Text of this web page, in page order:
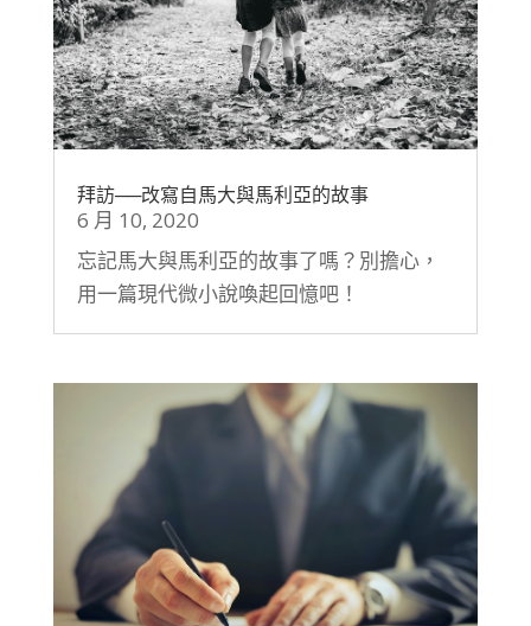
拜訪──改寫自馬大與馬利亞的故事
6 月 10, 2020
忘記馬大與馬利亞的故事了嗎？別擔心，
用一篇現代微小說喚起回憶吧！